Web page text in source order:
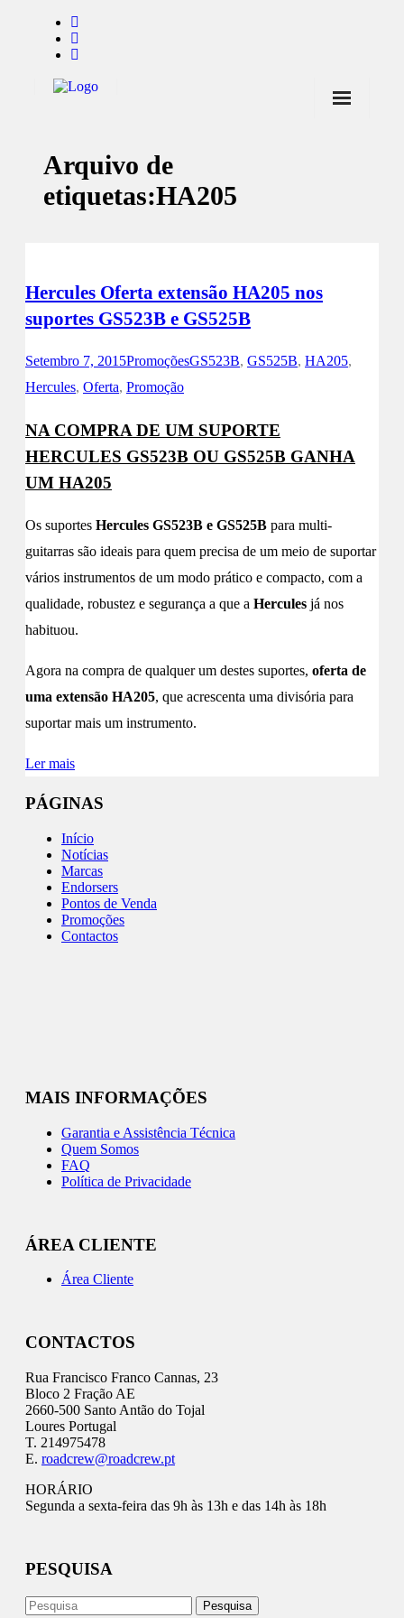
Notícias
Marcas
Promoções
Arquivo de
etiquetas:HA205
Hercules Oferta extensão HA205 nos
suportes GS523B e GS525B
Setembro 7, 2015PromoçõesGS523B, GS525B, HA205,
Hercules, Oferta, Promoção
NA COMPRA DE UM SUPORTE
HERCULES GS523B OU GS525B GANHA
UM HA205
Os suportes Hercules GS523B e GS525B para multi-
guitarras são ideais para quem precisa de um meio de suportar
vários instrumentos de um modo prático e compacto, com a
qualidade, robustez e segurança a que a Hercules já nos
habituou.
Agora na compra de qualquer um destes suportes, oferta de
uma extensão HA205, que acrescenta uma divisória para
suportar mais um instrumento.
Ler mais
PÁGINAS
Início
Notícias
Marcas
Endorsers
Pontos de Venda
Promoções
Contactos
MAIS INFORMAÇÕES
Garantia e Assistência Técnica
Quem Somos
FAQ
Política de Privacidade
ÁREA CLIENTE
Área Cliente
CONTACTOS
Rua Francisco Franco Cannas, 23
Bloco 2 Fração AE
2660-500 Santo Antão do Tojal
Loures Portugal
T. 214975478
E. roadcrew@roadcrew.pt
HORÁRIO
Segunda a sexta-feira das 9h às 13h e das 14h às 18h
PESQUISA